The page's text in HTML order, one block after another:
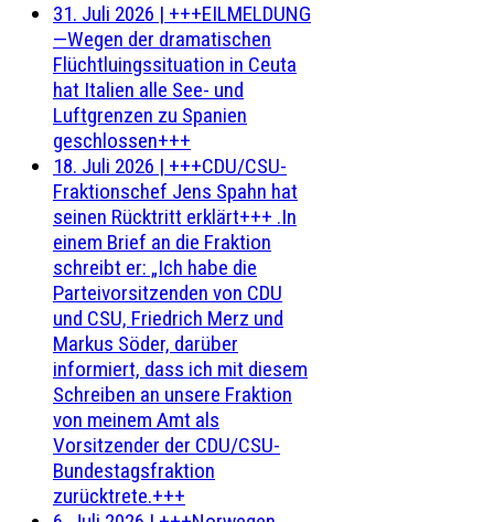
31. Juli 2026 | +++EILMELDUNG
—Wegen der dramatischen
Flüchtluingssituation in Ceuta
hat Italien alle See- und
Luftgrenzen zu Spanien
geschlossen+++
18. Juli 2026 | +++CDU/CSU-
Fraktionschef Jens Spahn hat
seinen Rücktritt erklärt+++ .In
einem Brief an die Fraktion
schreibt er: „Ich habe die
Parteivorsitzenden von CDU
und CSU, Friedrich Merz und
Markus Söder, darüber
informiert, dass ich mit diesem
Schreiben an unsere Fraktion
von meinem Amt als
Vorsitzender der CDU/CSU-
Bundestagsfraktion
zurücktrete.+++